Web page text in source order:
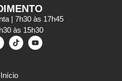
| 7h30 às 17h45
às 15h30
Início